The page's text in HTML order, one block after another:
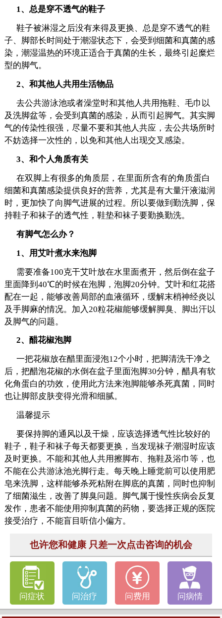
1、总是穿不透气的鞋子
鞋子被淋湿之后没有来得及更换、总是穿不透气的鞋
子、脚部长时间处于潮湿状态下，会受到细菌和真菌的感
染，潮湿温热的环境正适合于真菌的生长，最终引起糜烂
型的脚气。
2、和其他人共用生活物品
去公共游泳池或者澡堂时和其他人共用拖鞋、毛巾以
及洗脚盆等，会受到真菌的感染，从而引起脚气。其实脚
气的传染性很强，尽量不要和其他人共应，去公共场所时
不妨选择一次性的，以免和其他人出现交叉感染。
3、和个人角质有关
在双脚上有很多的角质层，在里面所含有的角质蛋白
细菌和真菌感染提供良好的营养，尤其是有大量汗液滋润
时，更加快了向脚气进展的过程。所以要做到勤洗脚，保
持鞋子和袜子的透气性，鞋垫和袜子要勤换勤洗。
有脚气怎么办？
1、用艾叶煮水来泡脚
需要准备100克干艾叶放在水里面煮开，然后倒在盆子
里面降到40℃的时候在泡脚，泡脚20分钟。艾叶和红花搭
配在一起，能够改善局部的血液循环，缓解末梢神经炎以
及手脚麻的情况。加入20粒花椒能够缓解脚臭、脚出汗以
及脚气的问题。
2、醋花椒泡脚
一把花椒放在醋里面浸泡12个小时，把脚清洗干净之
后，把醋泡花椒的水倒在盆子里面泡脚30分钟，醋具有软
化角蛋白的功效，使用此方法来泡脚能够杀死真菌，同时
也让脚部皮肤变得光滑和细腻。
温馨提示
要保持脚的通风以及干燥，应该选择透气性比较好的
鞋子，鞋子和袜子每天都要更换，当发现袜子潮湿时应该
及时更换。不能和其他人共用擦脚布、拖鞋及浴巾等，也
不能在公共游泳池光脚行走。每天晚上睡觉前可以使用肥
皂来洗脚，这样能够杀死粘附在脚底的真菌，同时也抑制
了细菌滋生，改善了脚臭问题。脚气属于慢性疾病会反复
发作，患者不能使用抑制真菌的药物，要选择正规的医院
接受治疗，不能盲目听信小偏方。
也许您和健康 只差一次点击咨询的机会
问症状 问治疗 问费用 问病情